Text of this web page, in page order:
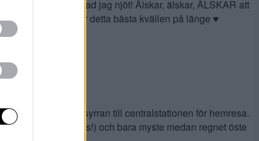
BAKLÄNGES vad jag njöt! Älskar, älskar, ÄLSKAR att
sällskapet var detta bästa kvällen på länge ♥
dags att skjutsa syrran till centralstationen för hemresa.
Richard” (hett tips!) och bara myste medan regnet öste